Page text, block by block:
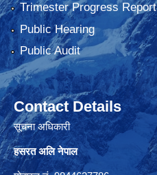
Trimester Progress Report
Public Hearing
Public Audit
Contact Details
सूचना अधिकारी
हसरत अलि नेपाल